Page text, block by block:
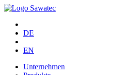
DE
EN
Unternehmen